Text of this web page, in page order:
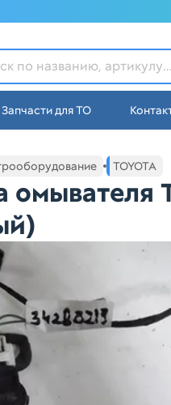
в
Запчасти для ТО
магазина
TOYOTA
омывателя